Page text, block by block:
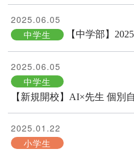
2025.06.05
中学生
【中学部】
2025.06.05
中学生
【新規開校】AI×先生 個別
2025.01.22
小学生